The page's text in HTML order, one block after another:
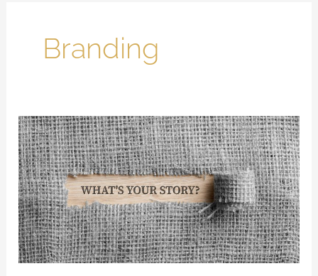
Branding
Storytelling:
forja
nuestras
vidas